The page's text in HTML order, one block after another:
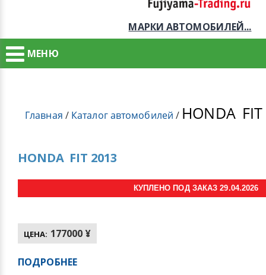
МАРКИ АВТОМОБИЛЕЙ...
МЕНЮ
Главная / Каталог автомобилей / HONDA
HONDA FIT 2013
КУПЛЕНО ПОД ЗАКАЗ 29.04.2026
ЦЕНА: 177000 ¥
ПОДРОБНЕЕ